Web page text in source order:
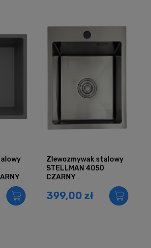
Zlewozmywak stalowy
STELLMAN 4050
CZARNY
399,00 zł